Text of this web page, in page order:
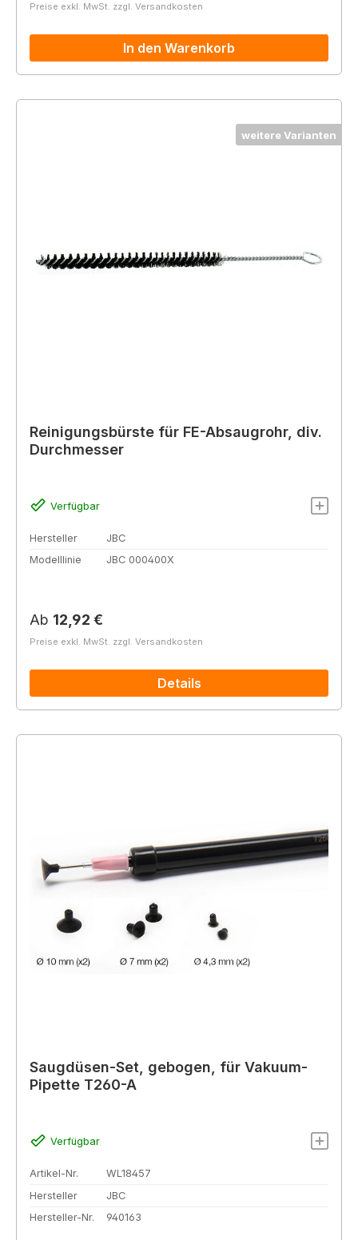
Preise exkl. MwSt. zzgl. Versandkosten
In den Warenkorb
weitere Varianten
Reinigungsbürste für FE-Absaugrohr, div.
Durchmesser
Verfügbar
Hersteller
JBC
Modelllinie
JBC 000400X
Regulärer Preis:
Ab 12,92 €
Preise exkl. MwSt. zzgl. Versandkosten
Details
Saugdüsen-Set, gebogen, für Vakuum-
Pipette T260-A
Verfügbar
Artikel-Nr.
WL18457
Hersteller
JBC
Hersteller-Nr.
940163